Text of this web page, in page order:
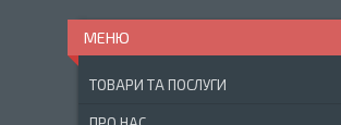
ТОВАРИ ТА ПОСЛУГИ